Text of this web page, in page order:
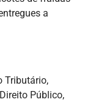
a
Tributário,
Público,